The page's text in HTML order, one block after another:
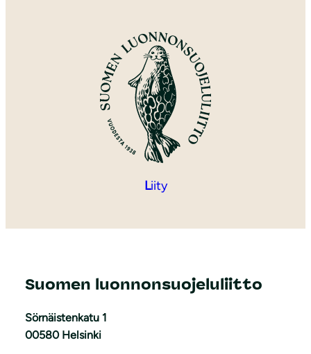
Liity
Suomen luonnonsuojeluliitto
Sörnäistenkatu 1
00580 Helsinki